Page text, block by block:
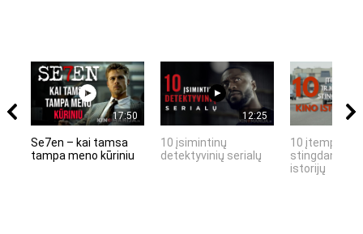
17:50
Se7en – kai tamsa
tampa meno kūriniu
12:25
10 įsimintinų
detektyvinių serialų
10 įtemptų,
stingdančių
istorijų